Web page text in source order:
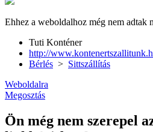
Ehhez a weboldalhoz még nem adtak
Tuti Konténer
http://
Bérlés > Sittszállítás
Weboldalra
Megosztás
Ön még nem szerepel